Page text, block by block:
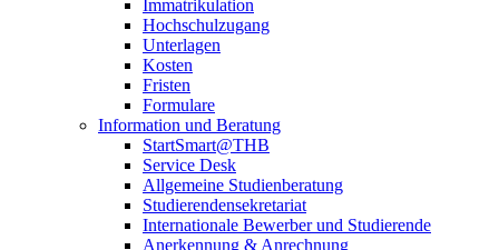
Immatrikulation
Hochschulzugang
Unterlagen
Kosten
Fristen
Formulare
Information und Beratung
StartSmart@THB
Service Desk
Allgemeine Studienberatung
Studierendensekretariat
Internationale Bewerber und Studierende
Anerkennung & Anrechnung